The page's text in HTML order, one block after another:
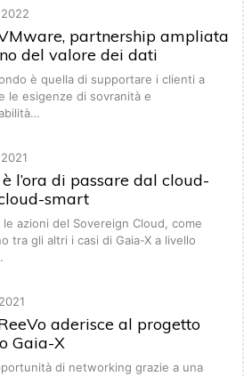
partnership ampliata
del valore dei dati
è quella di supportare i clienti a
le esigenze di sovranità e
l’ora di passare dal cloud-
smart
azioni del Sovereign Cloud, come
tra gli altri i casi di Gaia-X a livello
aderisce al progetto
Gaia-X
di networking grazie a una